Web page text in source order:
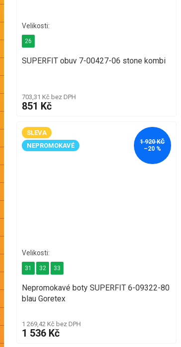
SUPERFIT obuv 7-00427-06 stone kombi
703,31 Kč bez DPH
851 Kč
26
SLEVA
NEPROMOKAVÉ
1 920 KČ
–20 %
Nepromokavé boty SUPERFIT 6-09322-80
blau Goretex
1 269,42 Kč bez DPH
1 536 Kč
31 32 33